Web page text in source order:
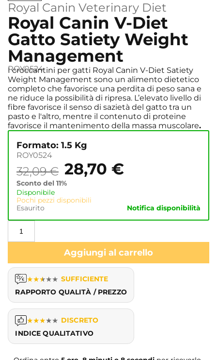
Royal Canin Veterinary Diet
Royal Canin V-Diet
Gatto Satiety Weight
Management
ROY0524
I croccantini per gatti Royal Canin V-Diet Satiety
Weight Management sono un alimento dietetico
completo che favorisce una perdita di peso sana e
ne riduce la possibilità di ripresa. L’elevato livello di
fibre favorisce il senso di sazietà del gatto tra un
pasto e l'altro, mentre il contenuto di proteine
favorisce il mantenimento della massa muscolare.
Formato: 1.5 Kg
ROY0524
32,09€ 28,70 €
Sconto del 11%
Disponibile
Pochi pezzi disponibili
Esaurito
Notifica disponibilità
Aggiungi al carrello
★★★★★ SUFFICIENTE
RAPPORTO QUALITÀ / PREZZO
★★★★★ DISCRETO
INDICE QUALITATIVO